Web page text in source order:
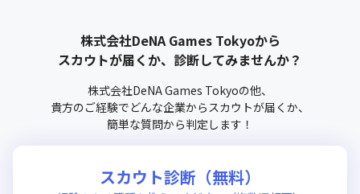
株式会社DeNA Games Tokyoから
スカウトが届くか、診断してみませんか？
株式会社DeNA Games Tokyoの他、
貴方のご経験でどんな企業からスカウトが届くか、
簡単な質問から判定します！
スカウト診断（無料）